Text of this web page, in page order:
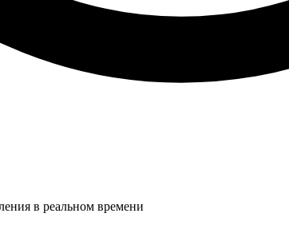
в реальном времени